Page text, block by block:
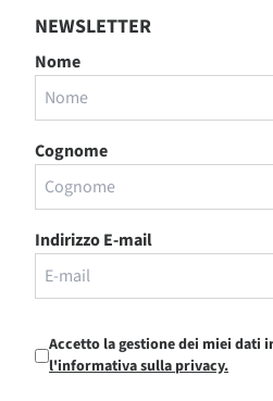
NEWSLETTER
Nome
Cognome
Indirizzo E-mail
Accetto la gestione dei miei dati
l'informativa sulla privacy.